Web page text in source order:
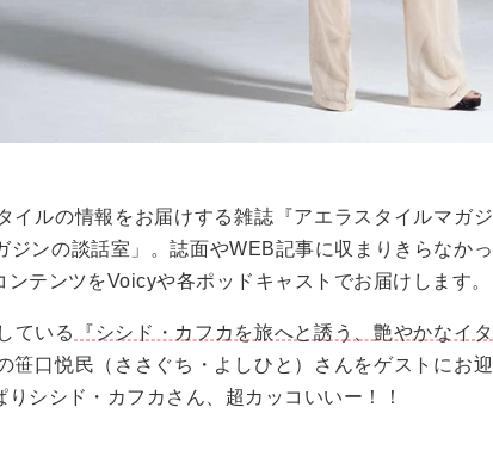
イルの情報をお届けする雑誌『アエラスタイルマガジ
ジンの談話室」
。誌面やWEB記事に収まりきらなかっ
テンツをVoicyや各ポッドキャストでお届けします。
ている
『シシド・カフカを旅へと誘う、艶やかなイタ
笹口悦民（ささぐち・よしひと）さんをゲストにお迎
シシド・カフカさん、超カッコいいー！！